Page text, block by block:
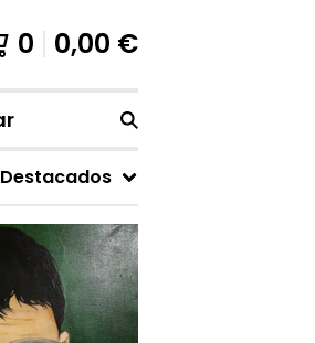
0 0,00 €
Destacados